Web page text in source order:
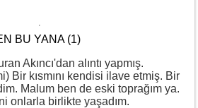
BU YANA (1)
Akıncı'dan alıntı yapmış.
Bir kısmını kendisi ilave etmiş. Bir
Malum ben de eski toprağım ya.
onlarla birlikte yaşadım.